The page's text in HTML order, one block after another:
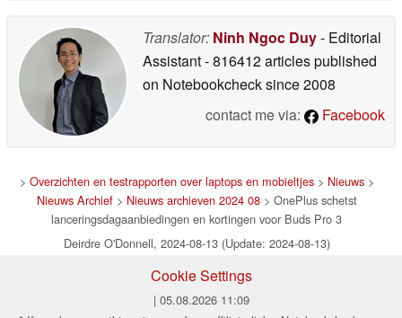
Translator: Ninh Ngoc Duy- Editorial
Assistant- 816412 articles published
on Notebookchecksince 2008
contact me via:
Facebook
> Overzichten en testrapporten over laptops en mobieltjes> Nieuws>
Nieuws Archief> Nieuws archieven 2024 08> OnePlus schetst
lanceringsdagaanbiedingen en kortingen voor Buds Pro 3
Deirdre O'Donnell, 2024-08-13 (Update: 2024-08-13)
Cookie Settings
| 05.08.2026 11:09